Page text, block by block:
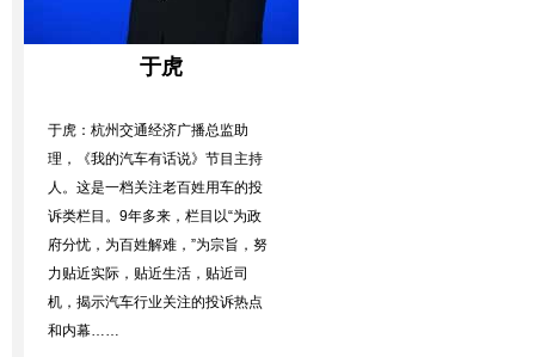
于虎
于虎：杭州交通经济广播总监助
理，《我的汽车有话说》节目主持
人。这是一档关注老百姓用车的投
诉类栏目。9年多来，栏目以“为政
府分忧，为百姓解难，”为宗旨，努
力贴近实际，贴近生活，贴近司
机，揭示汽车行业关注的投诉热点
和内幕……